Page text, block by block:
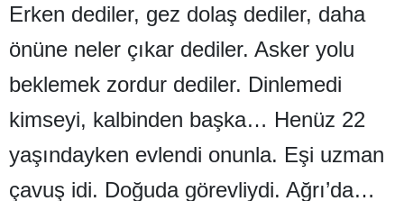
Denizli
Diyarbakır
Edirne
Elazığ
Erzincan
Erken dediler, gez dolaş dediler, daha
önüne neler çıkar dediler. Asker yolu
beklemek zordur dediler. Dinlemedi
kimseyi, kalbinden başka… Henüz 22
yaşındayken evlendi onunla. Eşi uzman
çavuş idi. Doğuda görevliydi. Ağrı’da…